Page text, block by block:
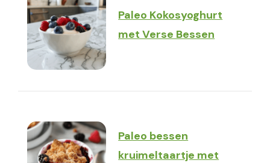
Paleo Kokosyoghurt
met Verse Bessen
Paleo bessen
kruimeltaartje met